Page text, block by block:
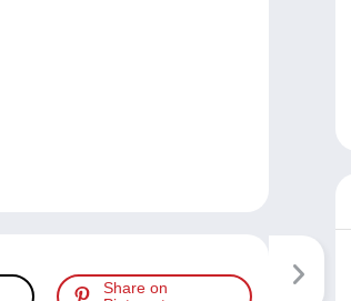
Share on